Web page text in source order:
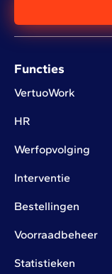
Functies
VertuoWork
HR
Werfopvolging
Interventie
Bestellingen
Voorraadbeheer
Statistieken